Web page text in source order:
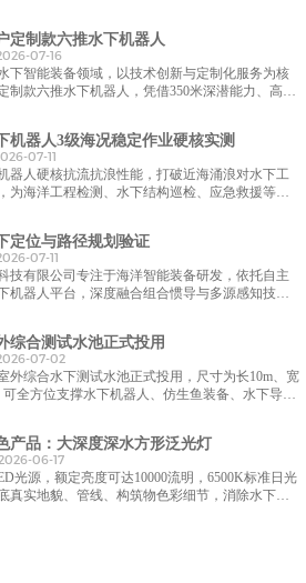
定制款六推水下机器人
07-16
下智能装备领域，以技术创新与定制化服务为核
制款六推水下机器人，凭借350米深潜能力、高清
洋在水下装备研发与定制化服务的实力
机器人3级海况稳定作业硬核实测
07-11
器人硬核抗流抗浪性能，打破近海涌浪对水下工
为海洋工程检测、水下结构巡检、应急救援等场
定位与路径规划验证
07-11
技有限公司专注于海洋智能装备研发，依托自主
机器人平台，深度融合组合惯导与多源感知技
综合测试水池正式投用
07-02
外综合水下测试水池正式投用，尺寸为长10m、宽
可全方位支撑水下机器人、仿生鱼装备、水下导航
产品：大深度深水方形泛光灯
06-17
光源，额定亮度可达10000流明，6500K标准日光
真实地貌、管线、构筑物色彩细节，消除水下拍